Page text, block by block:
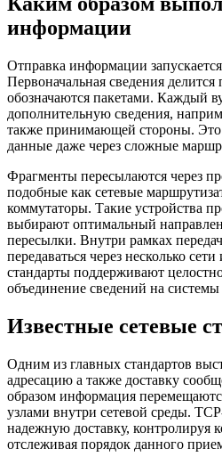
информации
Отправка информации
Первоначальная сведения
обозначаются пакетами. Каждый
дополнительную сведения,
также принимающей стороны. Это
данные даже через сложные
Фрагменты пересылаются через
подобные как сетевые
коммутаторы. Такие устройства
выбирают оптимальный
пересылки. Внутри рамках
передаваться через несколько
стандарты поддерживают
объединение сведений на
Известные сетевые
Одним из главных стандартов
адресацию а также доставку
образом информация
узлами внутри сетевой среды.
надежную доставку, контролируя
отслеживая порядок данного